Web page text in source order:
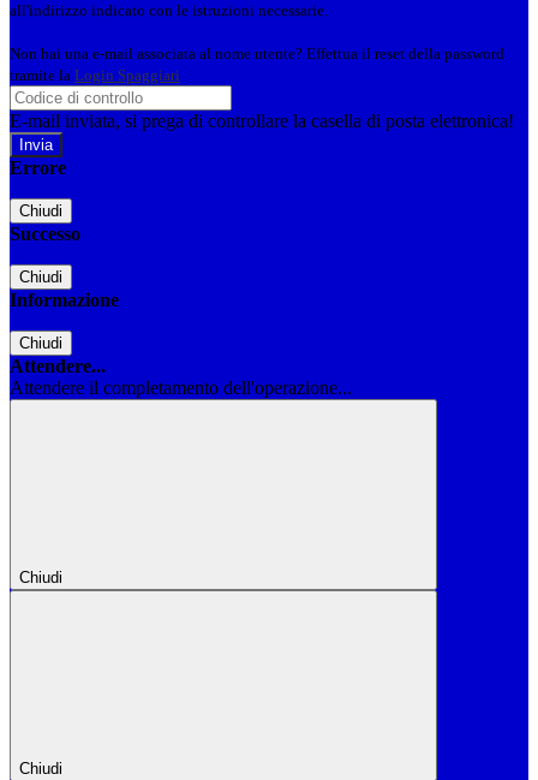
all'indirizzo indicato con le istruzioni necessarie.
Non hai una e-mail associata al nome utente? Effettua il reset della password
tramite la Login Spaggiari
E-mail inviata, si prega di controllare la casella di posta elettronica!
Errore
Chiudi
Successo
Chiudi
Informazione
Chiudi
Attendere...
Attendere il completamento dell'operazione...
Chiudi
Chiudi